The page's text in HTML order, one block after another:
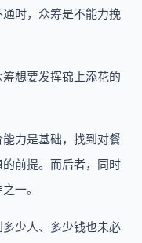
时，众筹是不能力挽
想要发挥锦上添花的
力是基础，找到对餐
前提。而后者，同时
一。
少人、多少钱也未必